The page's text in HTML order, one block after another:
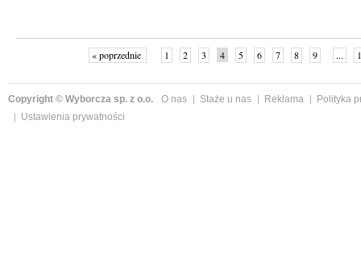
« poprzednie 1 2 3 4 5 6 7 8 9 ...
Copyright © Wyborcza sp. z o.o. O nas Staże u nas Reklama
Polityka
Ustawienia prywatności